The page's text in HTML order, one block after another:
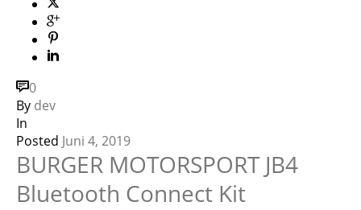
0
By dev
In
Posted Juni 4, 2019
BURGER MOTORSPORT JB4
Bluetooth Connect Kit